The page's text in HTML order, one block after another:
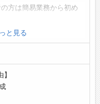
方は簡易業務から初め
観検査
と見る